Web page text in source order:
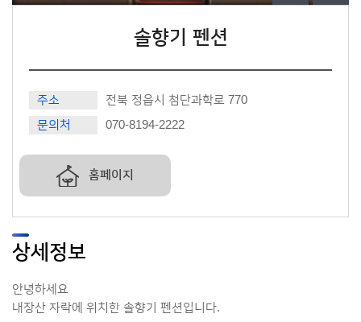
솔향기 펜션
주소
전북 정읍시 첨단과학로 770
문의처
070-8194-2222
홈페이지
상세정보
안녕하세요
내장산 자락에 위치한 솔향기 펜션입니다.